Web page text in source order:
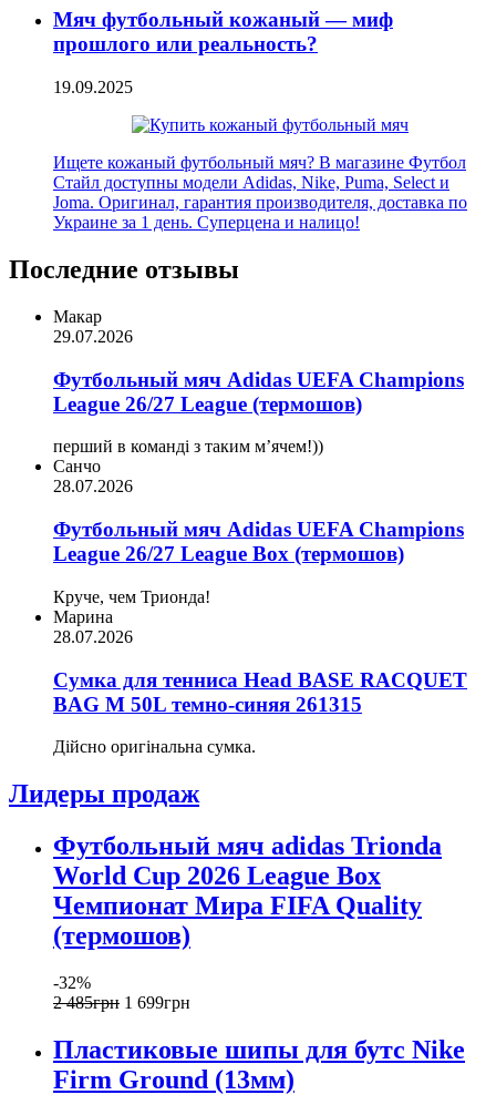
Мяч футбольный кожаный — миф
прошлого или реальность?
19.09.2025
Ищете кожаный футбольный мяч? В магазине Футбол
Стайл доступны модели Adidas, Nike, Puma, Select и
Joma. Оригинал, гарантия производителя, доставка по
Украине за 1 день. Суперцена и налицо!
Последние отзывы
Макар
29.07.2026
Футбольный мяч Adidas UEFA Champions
League 26/27 League (термошов)
перший в команді з таким мʼячем!))
Санчо
28.07.2026
Футбольный мяч Adidas UEFA Champions
League 26/27 League Box (термошов)
Круче, чем Трионда!
Марина
28.07.2026
Сумка для тенниса Head BASE RACQUET
BAG M 50L темно-синяя 261315
Дійсно оригінальна сумка.
Лидеры продаж
Футбольный мяч adidas Trionda
World Cup 2026 League Box
Чемпионат Мира FIFA Quality
(термошов)
-32%
2 485грн 1 699грн
Пластиковые шипы для бутс Nike
Firm Ground (13мм)